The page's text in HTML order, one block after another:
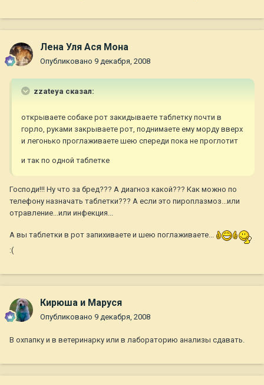
Лена Уля Ася Мона
Опубликовано 9 декабря, 2008
zzateya сказал:
открываете собаке рот закидываете таблетку почти в
горло, руками закрываете рот, поднимаете ему морду вверх
и легонько проглаживаете шею спереди пока не проглотит
и так по одной таблетке
Господи!!! Ну что за бред??? А диагноз какой??? Как можно по
телефону назначать таблетки??? А если это пироплазмоз...или
отравление...или инфекция...
А вы таблетки в рот запихиваете и шею поглаживаете...
:(
Кирюша и Маруся
Опубликовано 9 декабря, 2008
В охпапку и в ветеринарку или в лабораторию анализы сдавать.